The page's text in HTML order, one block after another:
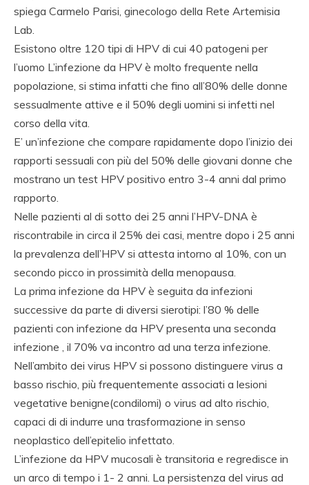
spiega Carmelo Parisi, ginecologo della Rete Artemisia
Lab.
Esistono oltre 120 tipi di HPV di cui 40 patogeni per
l’uomo L’infezione da HPV è molto frequente nella
popolazione, si stima infatti che fino all’80% delle donne
sessualmente attive e il 50% degli uomini si infetti nel
corso della vita.
E’ un’infezione che compare rapidamente dopo l’inizio dei
rapporti sessuali con più del 50% delle giovani donne che
mostrano un test HPV positivo entro 3-4 anni dal primo
rapporto.
Nelle pazienti al di sotto dei 25 anni l’HPV-DNA è
riscontrabile in circa il 25% dei casi, mentre dopo i 25 anni
la prevalenza dell’HPV si attesta intorno al 10%, con un
secondo picco in prossimità della menopausa.
La prima infezione da HPV è seguita da infezioni
successive da parte di diversi sierotipi: l’80 % delle
pazienti con infezione da HPV presenta una seconda
infezione , il 70% va incontro ad una terza infezione.
Nell’ambito dei virus HPV si possono distinguere virus a
basso rischio, più frequentemente associati a lesioni
vegetative benigne(condilomi) o virus ad alto rischio,
capaci di di indurre una trasformazione in senso
neoplastico dell’epitelio infettato.
L’infezione da HPV mucosali è transitoria e regredisce in
un arco di tempo i 1- 2 anni. La persistenza del virus ad